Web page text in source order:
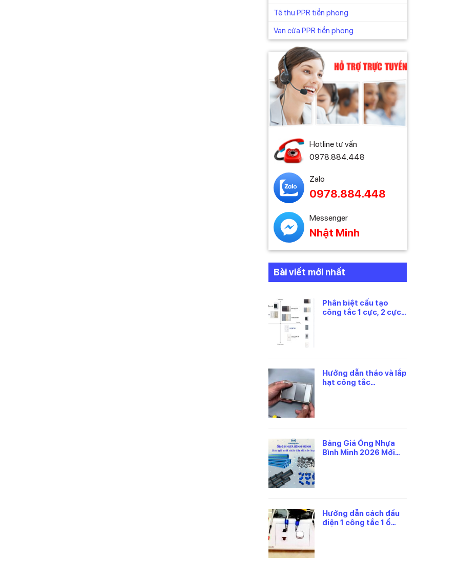
Tê thu PPR tiền phong
Van cửa PPR tiền phong
Hotline tư vấn
0978.884.448
Zalo
0978.884.448
Messenger
Nhật Minh
Bài viết mới nhất
Phân biệt cấu tạo
công tắc 1 cực, 2 cực
Hướng dẫn tháo và lắp
hạt công tắc
Bảng Giá Ống Nhựa
Bình Minh 2026 Mới
Hướng dẫn cách đấu
điện 1 công tắc 1 ổ